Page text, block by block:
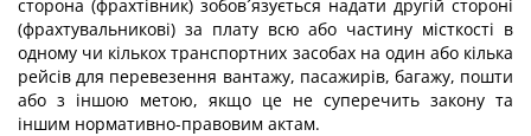
сторона (фрахтівник) зобов´язується надати другій стороні
(фрахтувальникові) за плату всю або частину місткості в
одному чи кількох транспортних засобах на один або кілька
рейсів для перевезення вантажу, пасажирів, багажу, пошти
або з іншою метою, якщо це не суперечить закону та
іншим нормативно-правовим актам.